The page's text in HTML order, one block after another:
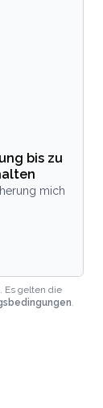
bis zu
mich
Es gelten die
.